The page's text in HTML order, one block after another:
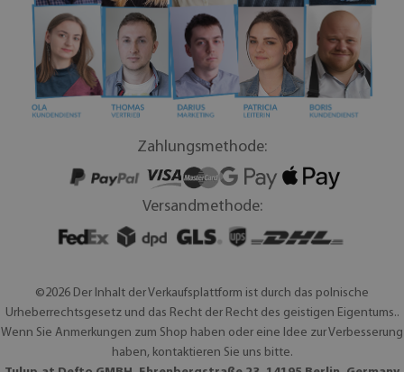
Zahlungsmethode:
Versandmethode:
©2026 Der Inhalt der Verkaufsplattform ist durch das polnische
Urheberrechtsgesetz und das Recht der Recht des geistigen Eigentums..
Wenn Sie Anmerkungen zum Shop haben oder eine Idee zur Verbesserung
haben, kontaktieren Sie uns bitte.